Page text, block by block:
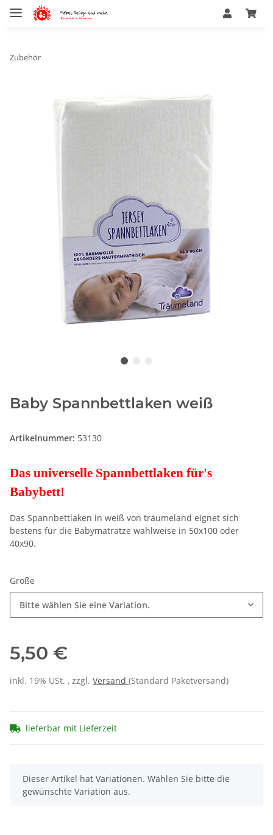
Zubehör
Baby Spannbettlaken weiß
Artikelnummer: 53130
Das universelle Spannbettlaken für's
Babybett!
Das Spannbettlaken in weiß von träumeland eignet sich
bestens für die Babymatratze wahlweise in 50x100 oder
40x90.
Größe
Bitte wählen Sie eine Variation.
5,50 €
inkl. 19% USt. , zzgl. Versand (Standard Paketversand)
lieferbar mit Lieferzeit
x
Dieser Artikel hat Variationen. Wählen Sie bitte die
gewünschte Variation aus.